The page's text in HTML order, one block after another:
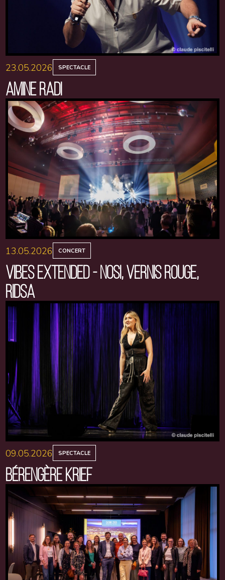
23.05.2026 SPECTACLE
AMINE RADI
13.05.2026 CONCERT
VIBES EXTENDED - NOSI, VERNIS ROUGE,
RIDSA
09.05.2026 SPECTACLE
BÉRENGÈRE KRIEF